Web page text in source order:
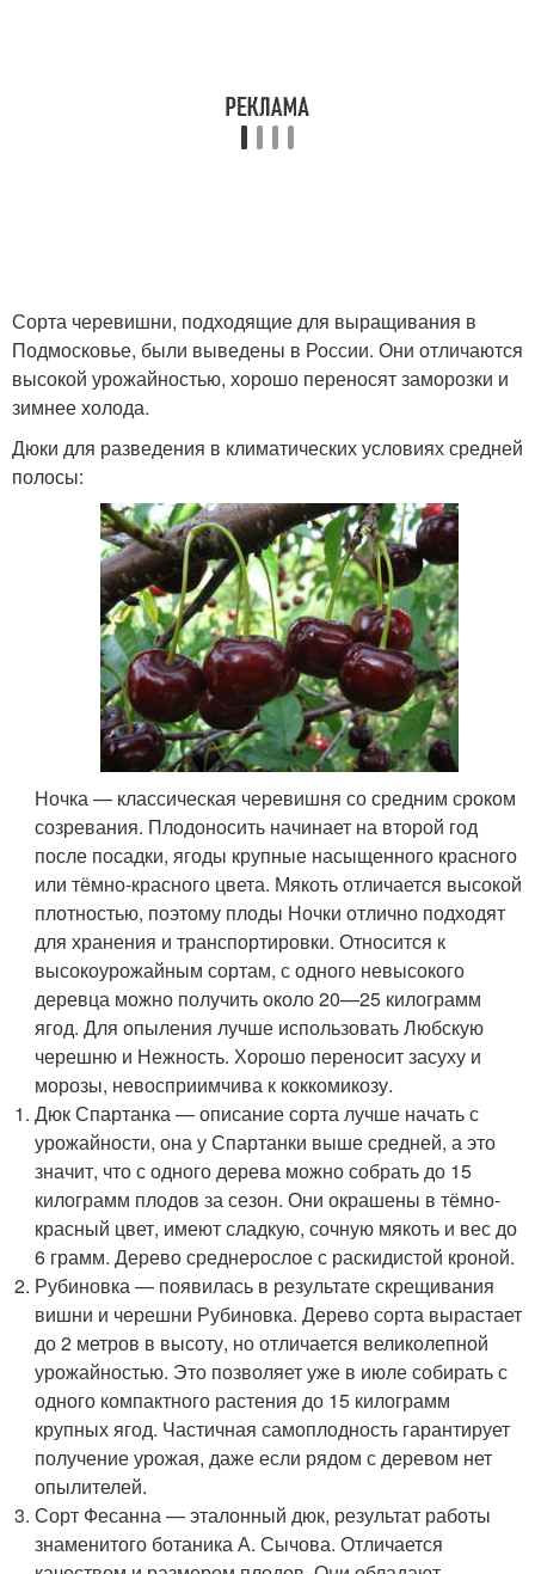
Сорта черевишни, подходящие для выращивания в
Подмосковье, были выведены в России. Они отличаются
высокой урожайностью, хорошо переносят заморозки и
зимнее холода.
Дюки для разведения в климатических условиях средней
полосы:
Ночка — классическая черевишня со средним сроком
созревания. Плодоносить начинает на второй год
после посадки, ягоды крупные насыщенного красного
или тёмно-красного цвета. Мякоть отличается высокой
плотностью, поэтому плоды Ночки отлично подходят
для хранения и транспортировки. Относится к
высокоурожайным сортам, с одного невысокого
деревца можно получить около 20—25 килограмм
ягод. Для опыления лучше использовать Любскую
черешню и Нежность. Хорошо переносит засуху и
морозы, невосприимчива к коккомикозу.
Дюк Спартанка — описание сорта лучше начать с
урожайности, она у Спартанки выше средней, а это
значит, что с одного дерева можно собрать до 15
килограмм плодов за сезон. Они окрашены в тёмно-
красный цвет, имеют сладкую, сочную мякоть и вес до
6 грамм. Дерево среднерослое с раскидистой кроной.
Рубиновка — появилась в результате скрещивания
вишни и черешни Рубиновка. Дерево сорта вырастает
до 2 метров в высоту, но отличается великолепной
урожайностью. Это позволяет уже в июле собирать с
одного компактного растения до 15 килограмм
крупных ягод. Частичная самоплодность гарантирует
получение урожая, даже если рядом с деревом нет
опылителей.
Сорт Фесанна — эталонный дюк, результат работы
знаменитого ботаника А. Сычова. Отличается